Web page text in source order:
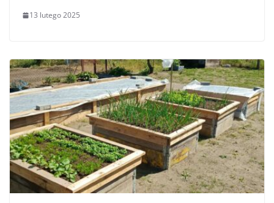
13 lutego 2025